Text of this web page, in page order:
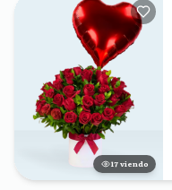
18 viendo